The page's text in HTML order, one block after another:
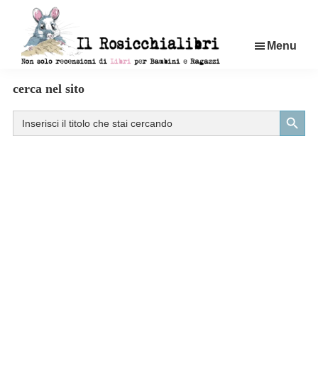
contenuto
di
libri
per
Menu
cerca nel sito
Search
for:
Search Button